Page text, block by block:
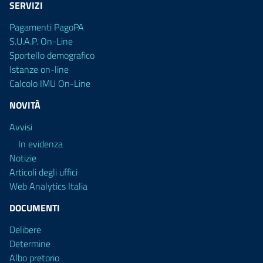
SERVIZI
Pagamenti PagoPA
S.U.A.P. On-Line
Sportello demografico
Istanze on-line
Calcolo IMU On-Line
NOVITÀ
Avvisi
In evidenza
Notizie
Articoli degli uffici
Web Analytics Italia
DOCUMENTI
Delibere
Determine
Albo pretorio